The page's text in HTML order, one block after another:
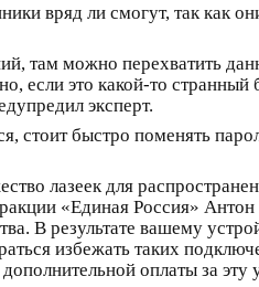
вряд ли смогут, так как
там можно перехватить
это какой-то
эксперт.
быстро поменять
лазеек для
«Единая Россия»
В результате вашему
избежать таких
оплаты за эту